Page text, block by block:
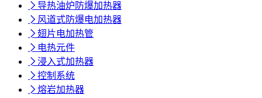
 导热油炉防爆加热器
 风道式防爆电加热器
 翅片电加热管
 电热元件
 浸入式加热器
 控制系统
 熔岩加热器